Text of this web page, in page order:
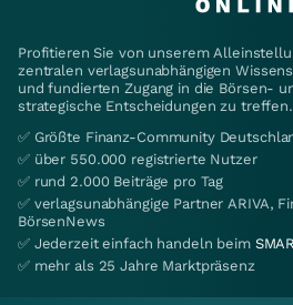
Profitieren Sie von unserem
zentralen verlagsunabhängigen
und fundierten Zugang in die Börsen-
strategische Entscheidungen zu treffen.
✅ Größte Finanz-Community
✅ über 550.000 registrierte Nutzer
✅ rund 2.000 Beiträge pro Tag
✅ verlagsunabhängige Partner ARIVA,
BörsenNews
✅ Jederzeit einfach handeln beim
✅ mehr als 25 Jahre Marktpräsenz